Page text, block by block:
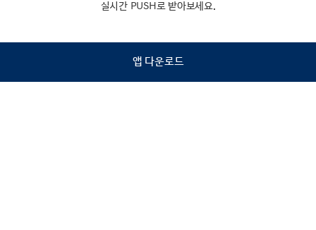
검색
실시간 PUSH로 받아보세요.
앱 다운로드